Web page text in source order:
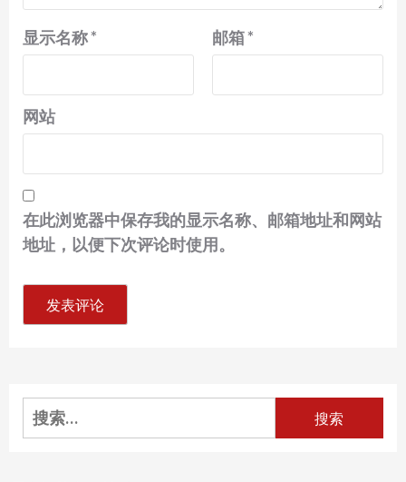
显示名称* 邮箱*
网站
在此浏览器中保存我的显示名称、邮箱地址和网站
地址，以便下次评论时使用。
搜
索：